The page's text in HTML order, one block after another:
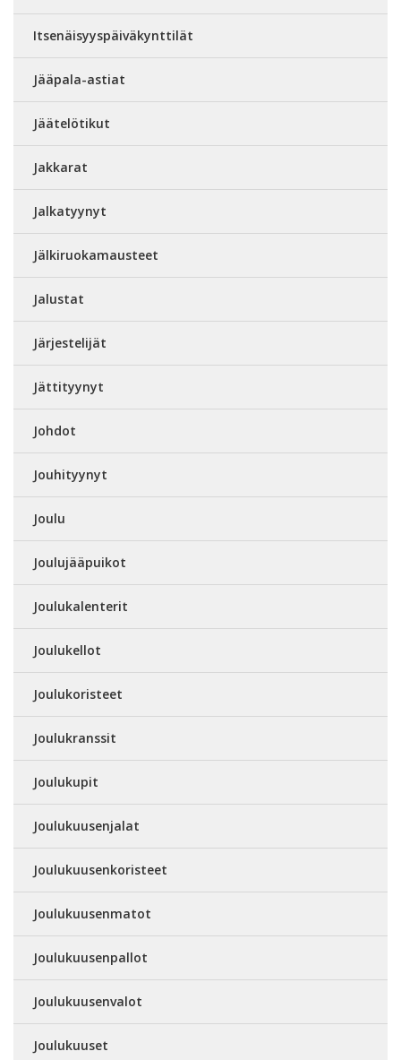
Itsenäisyyspäiväkynttilät
Jääpala-astiat
Jäätelötikut
Jakkarat
Jalkatyynyt
Jälkiruokamausteet
Jalustat
Järjestelijät
Jättityynyt
Johdot
Jouhityynyt
Joulu
Joulujääpuikot
Joulukalenterit
Joulukellot
Joulukoristeet
Joulukranssit
Joulukupit
Joulukuusenjalat
Joulukuusenkoristeet
Joulukuusenmatot
Joulukuusenpallot
Joulukuusenvalot
Joulukuuset